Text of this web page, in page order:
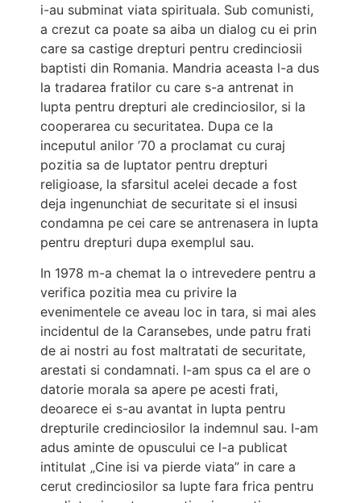
i-au subminat viata spirituala. Sub comunisti,
a crezut ca poate sa aiba un dialog cu ei prin
care sa castige drepturi pentru credinciosii
baptisti din Romania. Mandria aceasta l-a dus
la tradarea fratilor cu care s-a antrenat in
lupta pentru drepturi ale credinciosilor, si la
cooperarea cu securitatea. Dupa ce la
inceputul anilor ’70 a proclamat cu curaj
pozitia sa de luptator pentru drepturi
religioase, la sfarsitul acelei decade a fost
deja ingenunchiat de securitate si el insusi
condamna pe cei care se antrenasera in lupta
pentru drepturi dupa exemplul sau.
In 1978 m-a chemat la o intrevedere pentru a
verifica pozitia mea cu privire la
evenimentele ce aveau loc in tara, si mai ales
incidentul de la Caransebes, unde patru frati
de ai nostri au fost maltratati de securitate,
arestati si condamnati. I-am spus ca el are o
datorie morala sa apere pe acesti frati,
deoarece ei s-au avantat in lupta pentru
drepturile credinciosilor la indemnul sau. I-am
adus aminte de opuscului ce l-a publicat
intitulat „Cine isi va pierde viata” in care a
cerut credinciosilor sa lupte fara frica pentru